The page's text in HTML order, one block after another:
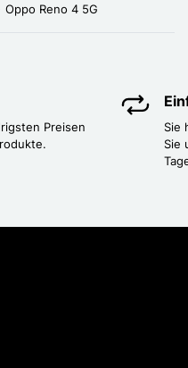
Oppo Reno 4 5G
Preisen
Sie
Sie